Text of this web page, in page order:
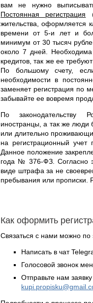
вам не нужно
Постоянная регистрация
жительства, оформляется
времени от 5-и лет и
минимум от 30 тысяч
около 7 дней.
кредитов, так же ее
По большому счету,
необходимости в
заменяет регистрация по
забывайте ее вовремя
По законодательству
иностранцы, а так же люди
или длительно
на регистрационный
Данное положение
года № 376-ФЗ. Согласно
виде штрафа за не
пребывания или прописки.
Как оформить
Связаться с нами можно по
Написать в чат
Голосовой звонок
Отправьте нам